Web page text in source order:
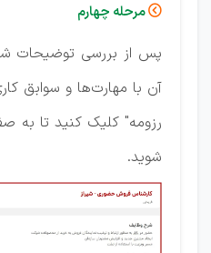
 مرحله چهارم
پس از بررسی توضیحات
آن با مهارت‌ها و سوابق
رزومه" کلیک کنید تا به
شوید.